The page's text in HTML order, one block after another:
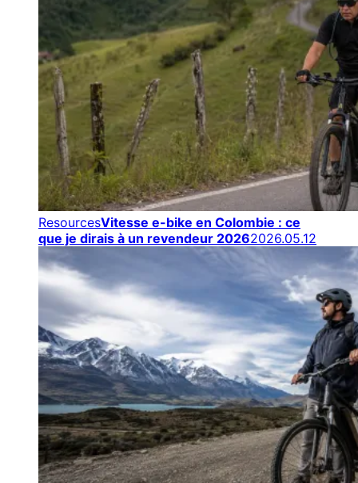
ResourcesVitesse e-bike en Colombie : ce
que je dirais à un revendeur 20262026.05.12